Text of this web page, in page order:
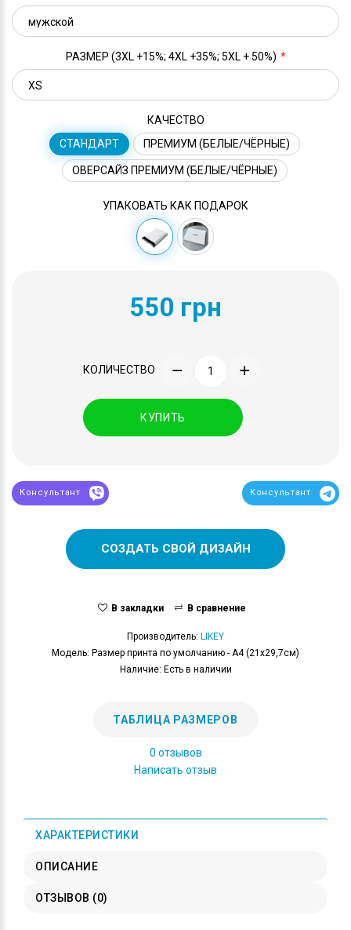
РАЗМЕР (3XL +15%; 4XL +35%; 5XL + 50%)
КАЧЕСТВО
СТАНДАРТ
ПРЕМИУМ (БЕЛЫЕ/ЧЁРНЫЕ)
ОВЕРСАЙЗ ПРЕМИУМ (БЕЛЫЕ/ЧЁРНЫЕ)
УПАКОВАТЬ КАК ПОДАРОК
550 грн
КОЛИЧЕСТВО
КУПИТЬ
Консультант Консультант
СОЗДАТЬ СВОЙ ДИЗАЙН
В закладки В сравнение
Производитель: LIKEY
Модель: Размер принта по умолчанию - А4 (21x29,7см)
Наличие: Есть в наличии
ТАБЛИЦА РАЗМЕРОВ
0 отзывов
Написать отзыв
ХАРАКТЕРИСТИКИ
ОПИСАНИЕ
ОТЗЫВОВ (0)